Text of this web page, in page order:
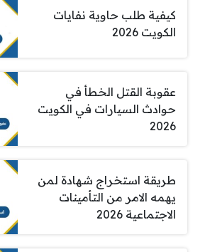
كيفية طلب حاوية نفايات
الكويت 2026
عقوبة القتل الخطأ في
حوادث السيارات في الكويت
2026
طريقة استخراج شهادة لمن
يهمه الامر من التأمينات
الاجتماعية 2026